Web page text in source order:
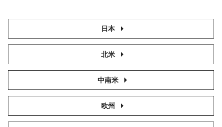
日本
北米
中南米
欧州